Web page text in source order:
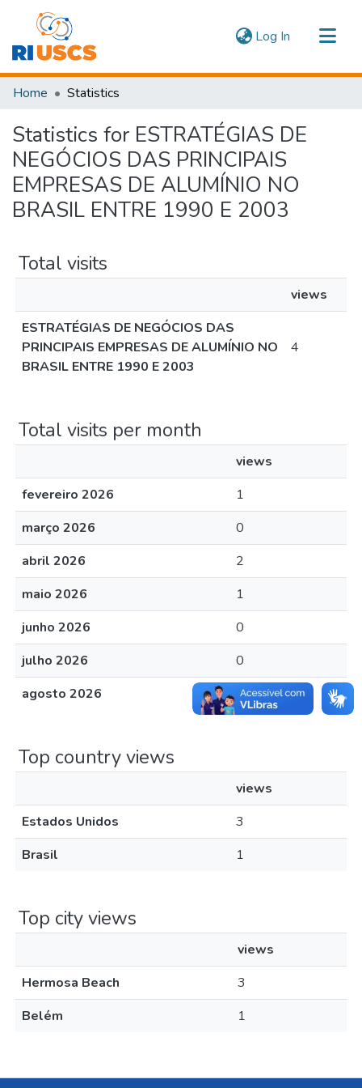
Log In (current)
Communities & Collections
Home Statistics
Statistics for ESTRATÉGIAS DE
NEGÓCIOS DAS PRINCIPAIS
EMPRESAS DE ALUMÍNIO NO
BRASIL ENTRE 1990 E 2003
Total visits
views
ESTRATÉGIAS DE NEGÓCIOS DAS
PRINCIPAIS EMPRESAS DE ALUMÍNIO NO
BRASIL ENTRE 1990 E 2003
4
Total visits per month
views
fevereiro 2026
1
março 2026
0
abril 2026
2
maio 2026
1
junho 2026
0
julho 2026
0
agosto 2026
0
Top country views
views
Estados Unidos
3
Brasil
1
Top city views
views
Hermosa Beach
3
Belém
1